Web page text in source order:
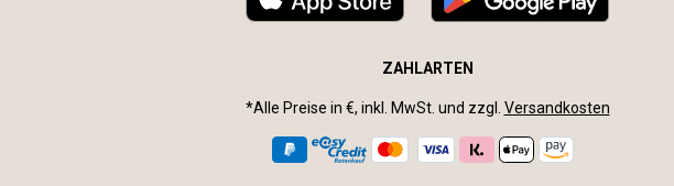
ZAHLARTEN
*Alle Preise in €, inkl. MwSt. und zzgl. Versandkosten